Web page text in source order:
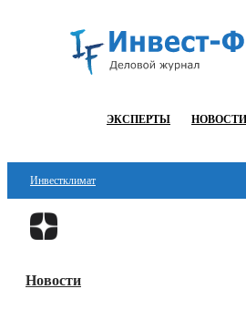
ЭКСПЕРТЫ НОВОСТИ
Инвестклимат
Финансы
Блокчейн
Новости